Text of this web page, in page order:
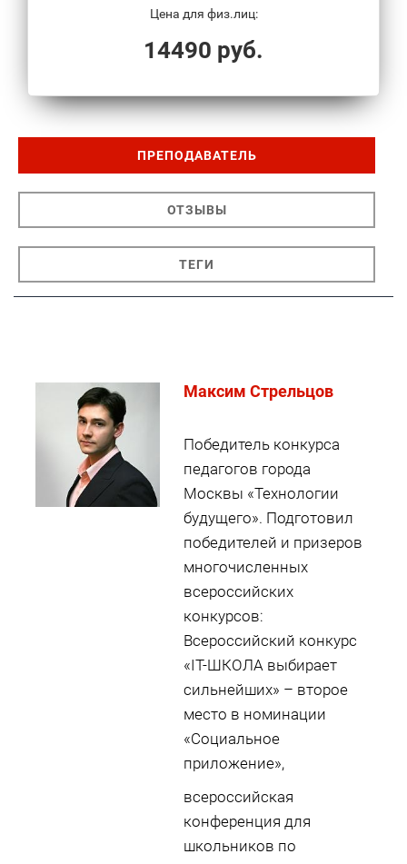
Цена для физ.лиц:
14490 руб.
ПРЕПОДАВАТЕЛЬ
ОТЗЫВЫ
ТЕГИ
Максим Стрельцов
Победитель конкурса
педагогов города
Москвы «Технологии
будущего». Подготовил
победителей и призеров
многочисленных
всероссийских
конкурсов:
Всероссийский конкурс
«IT-ШКОЛА выбирает
сильнейших» – второе
место в номинации
«Социальное
приложение»,
всероссийская
конференция для
школьников по